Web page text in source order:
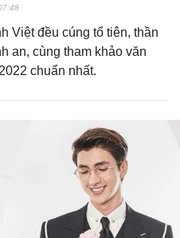
Việt đều cúng tổ tiên, thần
an, cùng tham khảo văn
chuẩn nhất.